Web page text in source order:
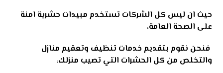
حيث ان ليس كل الشركات تستخدم مبيدات حشرية امنة
على الصحة العامة،
فنحن نقوم بتقديم خدمات تنظيف وتعقيم منازل
والتخلص من كل الحشرات التي تصيب منزلك،